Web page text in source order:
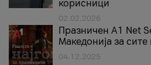
корисници
02.02.2026
Празничен A1 Net
Македонија за
04.12.2025